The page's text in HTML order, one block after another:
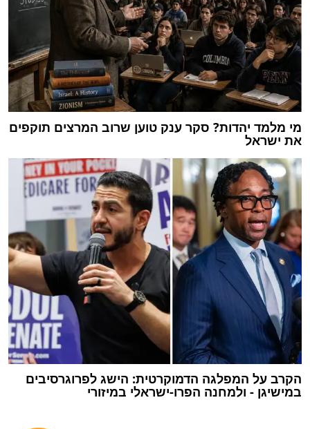
מי מלמד יהדות? סקר ענק טוען שרוב המרצים תוקפים
את ישראל
הקרב על המפלגה הדמוקרטית: הישג לפרוגרסיבים
במישיגן - ולמחנה הפרו-ישראלי במיזורי